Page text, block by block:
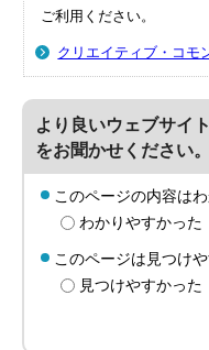
ご利用ください。
クリエイティブ・コモ
より良いウェブサイ
をお聞かせください。
このページの内容は
わかりやすかった
このページは見つけ
見つけやすかった